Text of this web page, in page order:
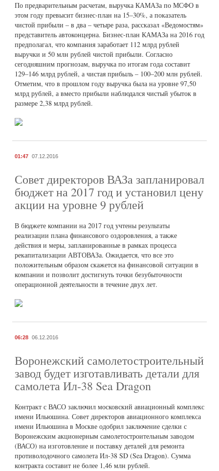
По предварительным расчетам, выручка КАМАЗа по МСФО в
этом году превысит бизнес-план на 15–30%, а показатель
чистой прибыли – в два – четыре раза, рассказал «Ведомостям»
представитель автоконцерна. Бизнес-план КАМАЗа на 2016 год
предполагал, что компания заработает 112 млрд рублей
выручки и 50 млн рублей чистой прибыли. Согласно
сегодняшним прогнозам, выручка по итогам года составит
129–146 млрд рублей, а чистая прибыль – 100–200 млн рублей.
Отметим, что в прошлом году выручка была на уровне 97,50
млрд рублей, а вместо прибыли наблюдался чистый убыток в
размере 2,38 млрд рублей.
01:47 07.12.2016
Совет директоров ВАЗа запланировал
бюджет на 2017 год и установил цену
акции на уровне 9 рублей
В бюджете компании на 2017 год учтены результаты
реализации плана финансового оздоровления, а также
действия и меры, запланированные в рамках процесса
рекапитализации АВТОВАЗа. Ожидается, что все это
положительным образом скажется на финансовой ситуации в
компании и позволит достигнуть точки безубыточности
операционной деятельности в течение двух лет.
06:28 06.12.2016
Воронежский самолетостроительный
завод будет изготавливать детали для
самолета Ил-38 Sea Dragon
Контракт с ВАСО заключил московский авиационный комплекс
имени Ильюшина. Совет директоров авиационного комплекса
имени Ильюшина в Москве одобрил заключение сделки с
Воронежским акционерным самолетостроительным заводом
(ВАСО) на изготовление и поставку деталей для ремонта
противолодочного самолета Ил-38 SD (Sea Dragon). Сумма
контракта составит не более 1,46 млн рублей.